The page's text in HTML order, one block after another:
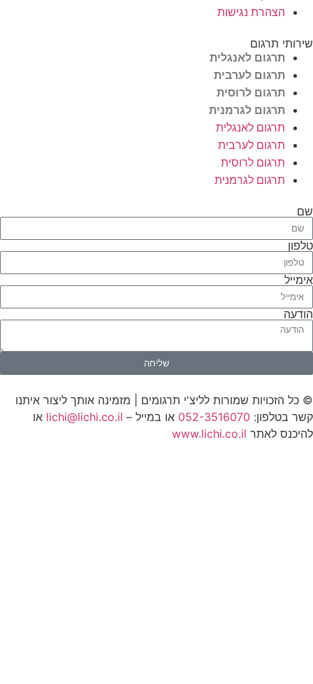
הצהרת נגישות
תרגום
תרגום לאנגלית
תרגום לערבית
תרגום לרוסית
תרגום לגרמנית
תרגום לאנגלית
תרגום לערבית
תרגום לרוסית
תרגום לגרמנית
שליחה
הזכויות שמורות לליצ'י תרגומים | מזמינה אותך ליצור איתנו
בטלפון:052-3516070או במייל –lichi@lichi.co.ilאו
לאתרwww.lichi.co.il